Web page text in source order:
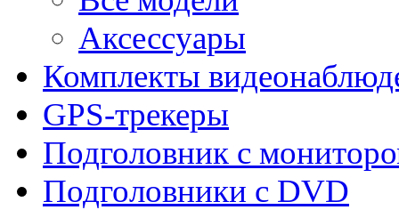
Аксессуары
Комплекты
GPS-трекеры
Подголовник с
Подголовники с DVD